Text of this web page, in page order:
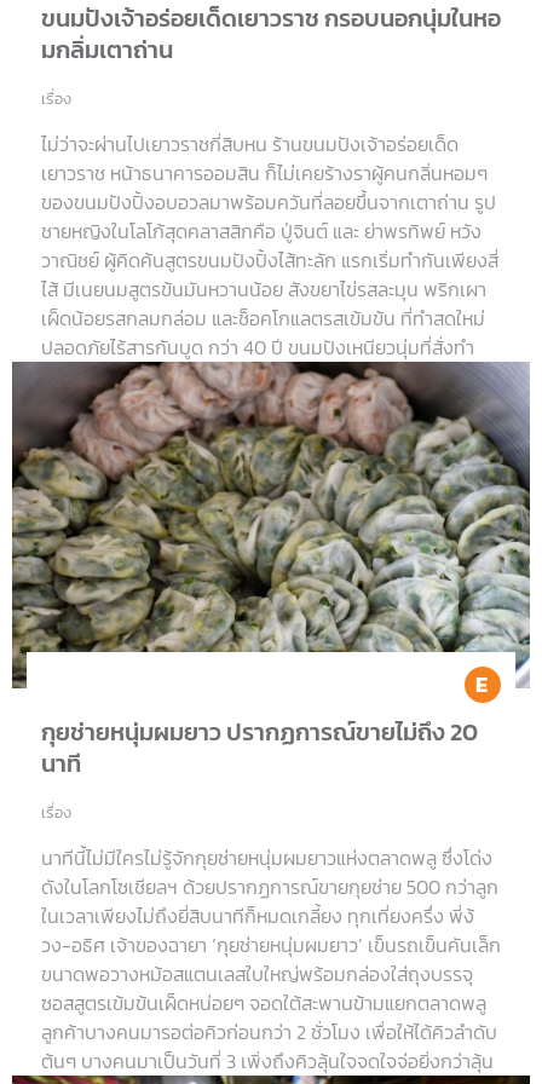
ขนมปังเจ้าอร่อยเด็ดเยาวราช กรอบนอกนุ่มในหอ
มกลิ่มเตาถ่าน
เรื่อง
ไม่ว่าจะผ่านไปเยาวราชกี่สิบหน ร้านขนมปังเจ้าอร่อยเด็ด
เยาวราช หน้าธนาคารออมสิน ก็ไม่เคยร้างราผู้คนกลิ่นหอมๆ
ของขนมปังปิ้งอบอวลมาพร้อมควันที่ลอยขึ้นจากเตาถ่าน รูป
ชายหญิงในโลโก้สุดคลาสสิกคือ ปู่จินต์ และ ย่าพรทิพย์ หวัง
วาณิชย์ ผู้คิดค้นสูตรขนมปังปิ้งไส้ทะลัก แรกเริ่มทำกันเพียงสี่
ไส้ มีเนยนมสูตรข้นมันหวานน้อย สังขยาไข่รสละมุน พริกเผา
เผ็ดน้อยรสกลมกล่อม และช็อคโกแลตรสเข้มข้น ที่ทำสดใหม่
ปลอดภัยไร้สารกันบูด กว่า 40 ปี ขนมปังเหนียวนุ่มที่สั่งทำ
สูตรพิเศษถูกย่างบนเตาถ่าน มีให้เลือกเนื้อสัมผัสได้สามแบบ
คือ กรอบ นิ่ม และกรอบนอกนุ่มใน เดี๋ยวนี้มีไส้เก้าอย่างแล้ว
เพิ่มเนยน้ำตาล เนยถั่วเนื้อเนียน และพวกแยมที่มีเนื้อผลไม้
เป็นชิ้นๆ
กุยช่ายหนุ่มผมยาว ปรากฏการณ์ขายไม่ถึง 20
นาที
เรื่อง
นาทีนี้ไม่มีใครไม่รู้จักกุยช่ายหนุ่มผมยาวแห่งตลาดพลู ซึ่งโด่ง
ดังในโลกโซเชียลฯ ด้วยปรากฏการณ์ขายกุยช่าย 500 กว่าลูก
ในเวลาเพียงไม่ถึงยี่สิบนาทีก็หมดเกลี้ยง ทุกเที่ยงครึ่ง พี่ง้
วง-อธิศ เจ้าของฉายา ‘กุยช่ายหนุ่มผมยาว’ เข็นรถเข็นคันเล็ก
ขนาดพอวางหม้อสแตนเลสใบใหญ่พร้อมกล่องใส่ถุงบรรจุ
ซอสสูตรเข้มข้นเผ็ดหน่อยๆ จอดใต้สะพานข้ามแยกตลาดพลู
ลูกค้าบางคนมารอต่อคิวก่อนกว่า 2 ชั่วโมง เพื่อให้ได้คิวลำดับ
ต้นๆ บางคนมาเป็นวันที่ 3 เพิ่งถึงคิวลุ้นใจจดใจจ่อยิ่งกว่าลุ้น